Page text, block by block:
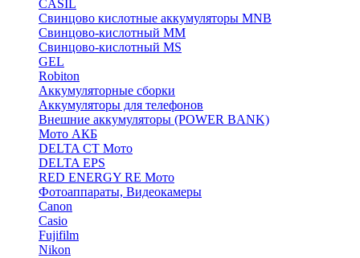
CASIL
Свинцово кислотные аккумуляторы MNB
Cвинцово-кислотный MM
Cвинцово-кислотный MS
GEL
Robiton
Аккумуляторные сборки
Аккумуляторы для телефонов
Внешние аккумуляторы (POWER BANK)
Мото АКБ
DELTA CT Мото
DELTA EPS
RED ENERGY RE Мото
Фотоаппараты, Видеокамеры
Canon
Casio
Fujifilm
Nikon